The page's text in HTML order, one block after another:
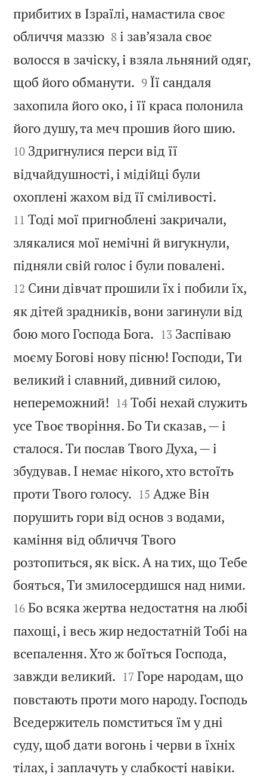
прибитих в Ізраїлі, намастила своє
обличчя маззю
8 і зав’язала своє
волосся в зачіску, і взяла льняний одяг,
щоб його обманути. 

9 Її сандаля
захопила його око, і її краса полонила
його душу, та меч прошив його шию.
10 Здригнулися перси від її
відчайдушності, і мідійці були
охоплені жахом від її сміливості.
11 Тоді мої пригноблені закричали,
злякалися мої немічні й вигукнули,
підняли свій голос і були повалені.
12 Сини дівчат прошили їх і побили їх,
як дітей зрадників, вони загинули від
бою мого Господа Бога. 

13 Заспіваю
моєму Богові нову пісню! Господи, Ти
великий і славний, дивний силою,
непереможний! 

14 Тобі нехай служить
усе Твоє творіння. Бо Ти сказав, — і
сталося. Ти послав Твого Духа, — і
збудував. І немає нікого, хто встоїть
проти Твого голосу. 

15 Адже Він
порушить гори від основ з водами,
каміння від обличчя Твого
розтопиться, як віск. А на тих, що Тебе
бояться, Ти змилосердишся над ними.
16 Бо всяка жертва недостатня на любі
пахощі, і весь жир недостатній Тобі на
всепалення. Хто ж боїться Господа,
завжди великий. 

17 Горе народам, що
повстають проти мого народу. Господь
Вседержитель помститься їм у дні
суду, щоб дати вогонь і черви в їхніх
тілах, і заплачуть у слабкості навіки.